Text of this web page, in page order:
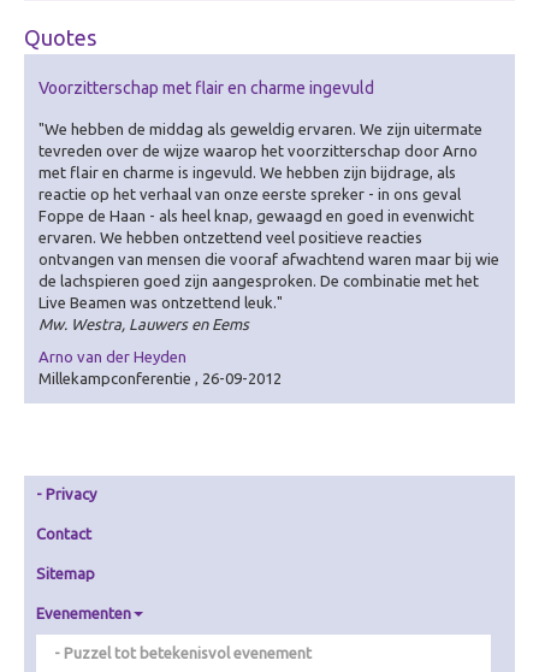
Zorg
Overig
Betekenisvol cadeau
Ervaring creëren
Over Ervaring creëren
De Theater-wasstraat
Gamificatie
Dagverwarming
Visualiseren
Over Visualiseren
Live Beamen & Fotografie
Sneltekenen
Quotes
Voorzitterschap met flair en charme ingevuld
"We hebben de middag als geweldig ervaren. We zijn uitermate
tevreden over de wijze waarop het voorzitterschap door Arno
met flair en charme is ingevuld. We hebben zijn bijdrage, als
reactie op het verhaal van onze eerste spreker - in ons geval
Foppe de Haan - als heel knap, gewaagd en goed in evenwicht
ervaren. We hebben ontzettend veel positieve reacties
ontvangen van mensen die vooraf afwachtend waren maar bij wie
de lachspieren goed zijn aangesproken. De combinatie met het
Live Beamen was ontzettend leuk."
Mw. Westra, Lauwers en Eems
Arno van der Heyden
Millekampconferentie , 26-09-2012
Privacy
Contact
Sitemap
Evenementen
Puzzel tot betekenisvol evenement